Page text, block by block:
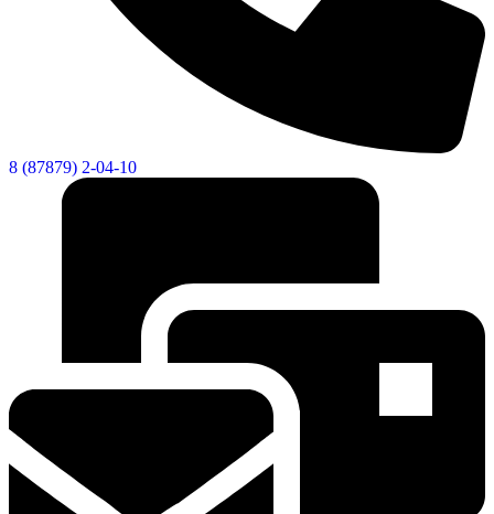
8 (87879) 2-04-10